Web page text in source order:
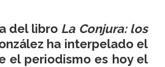
del libro La Conjura: los
ha interpelado el
el periodismo es hoy el